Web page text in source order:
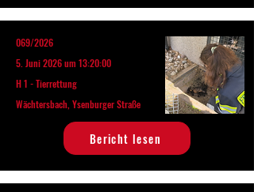
069/2026
5. Juni 2026 um 13:20:00
H 1 - Tierrettung
Wächtersbach, Ysenburger Straße
Bericht lesen